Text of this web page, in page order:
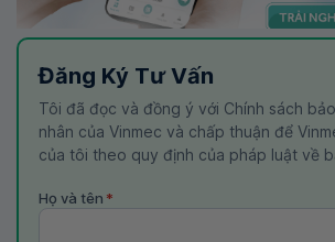
Đăng Ký Tư Vấn
Tôi đã đọc và đồng ý với Chính sách
nhân của Vinmec và chấp thuận để
của tôi theo quy định của pháp luật về
Họ và tên *